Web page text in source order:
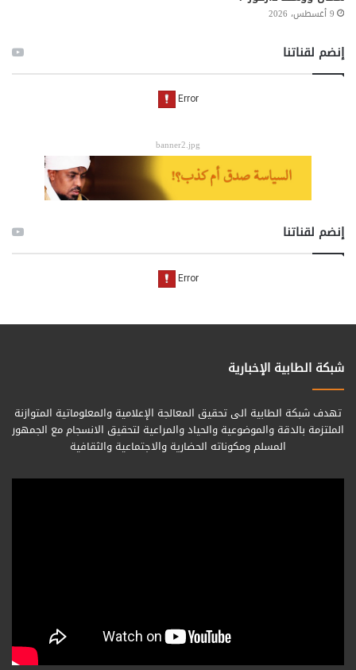
9 أغسطس، 2026
إنضم لقناتنا
banner2.jpg
إنضم لقناتنا
شبكة الطابية الإخبارية
تهدف شبكة الطابية الى تحقيق المعالجة الإعلامية والمعلوماتية المتوازنة
الملتزمة بالدقة والموضوعية والحياد والمراعية لتحقيق الانسجام مع الجمهور
المسلم ومكوناته الحضارية والاجتماعية والثقافية